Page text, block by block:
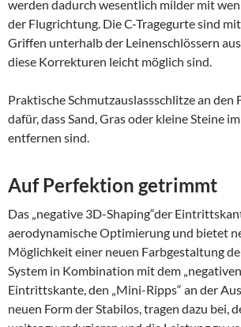
werden dadurch wesentlich milder mit
der Flugrichtung. Die C-Tragegurte sind
Griffen unterhalb der Leinenschlössern
diese Korrekturen leicht möglich sind.
Praktische Schmutzauslassschlitze an den
dafür, dass Sand, Gras oder kleine Steine
entfernen sind.
Auf Perfektion getrimmt
Das „negative 3D-Shaping“der
aerodynamische Optimierung und bietet
Möglichkeit einer neuen Farbgestaltung
System in Kombination mit dem
Eintrittskante, den „Mini-Ripps“ an der
neuen Form der Stabilos, tragen dazu bei,